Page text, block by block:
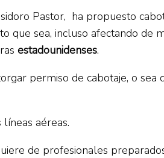
Pastor, ha propuesto
sea, incluso afectando de
estadounidenses.
permiso de cabotaje, o sea
aéreas.
de profesionales